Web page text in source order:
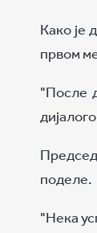
Како је
првом
"После
поделе.
"Нека